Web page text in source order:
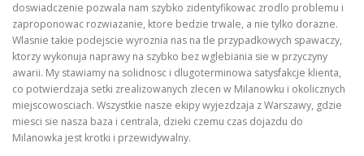
doswiadczenie pozwala nam szybko zidentyfikowac zrodlo problemu i
zaproponowac rozwiazanie, ktore bedzie trwale, a nie tylko dorazne.
Wlasnie takie podejscie wyroznia nas na tle przypadkowych spawaczy,
ktorzy wykonuja naprawy na szybko bez wglebiania sie w przyczyny
awarii. My stawiamy na solidnosc i dlugoterminowa satysfakcje klienta,
co potwierdzaja setki zrealizowanych zlecen w Milanowku i okolicznych
miejscowosciach. Wszystkie nasze ekipy wyjezdzaja z Warszawy, gdzie
miesci sie nasza baza i centrala, dzieki czemu czas dojazdu do
Milanowka jest krotki i przewidywalny.